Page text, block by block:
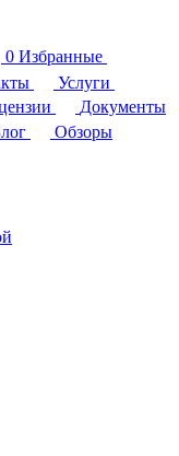
0 Избранные
Услуги
Документы
Обзоры